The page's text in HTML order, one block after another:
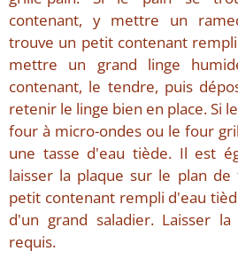
contenant, y mettre un
trouve un petit contenant
mettre un grand linge
contenant, le tendre, puis
retenir le linge bien en place. Si
four à micro-ondes ou le four
une tasse d'eau tiède. Il est
laisser la plaque sur le plan
petit contenant rempli d'eau
d'un grand saladier. Laisser
requis.